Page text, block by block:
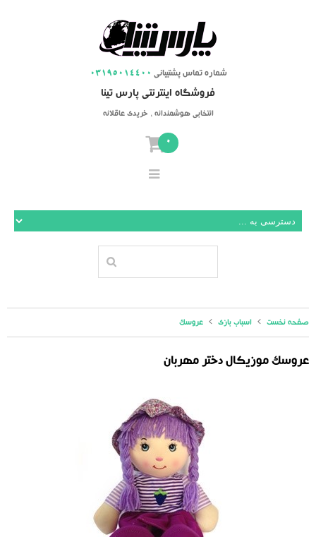
03195014400 شماره تماس پشتیبانی
فروشگاه اینترنتی پارس تینا
انتخابی هوشمندانه ، خریدی عاقلانه
0
صفحه نخست اسباب بازی عروسک
عروسک موزیکال دختر مهربان